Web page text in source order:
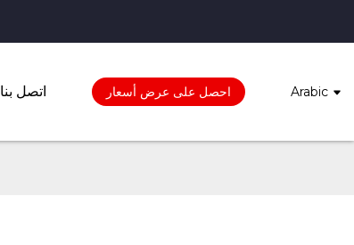
اتصل بنا احصل على عرض أسعار Arabic